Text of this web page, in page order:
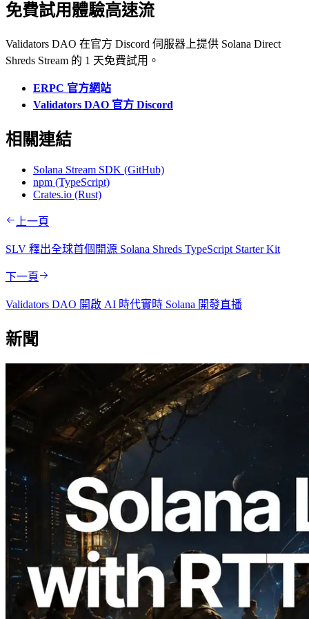
免費試用體驗高速流
Validators DAO 在官方 Discord 伺服器上提供 Solana Direct
Shreds Stream 的 1 天免費試用。
ERPC 官方網站
Validators DAO 官方 Discord
相關連結
Solana Stream SDK (GitHub)
npm (TypeScript)
Crates.io (Rust)
上一頁
SLV 釋出全球首個開源 Solana Shreds TypeScript Starter Kit
下一頁
Validators DAO 開啟 AI 時代實時 Solana 開發直播
新聞
2026.08.05
ERPC 擴展 Solana Leader Slot API：新
增全球 7 個區域的 Ping 測量 —
Validators Information API 同步上線